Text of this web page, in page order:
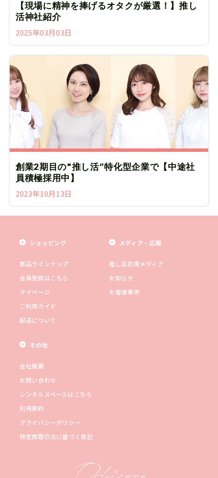
【現場に精神を捧げるオタクが厳選！】推し
活神社紹介
2025年03月03日
創業2期目の"推し活”特化型企業で【中途社
員積極採用中】
2023年10月13日
ショッピング
商品ラインナップ
会員登録はこちら
マイページ
ご利用ガイド
配送について
メディア・広報
推し活応援メディア
お知らせ
お客様事例
その他
会社概要
お問い合わせ
レンタルスペースはこちら
利用規約
プライバシーポリシー
特定商取引法に基づく表記